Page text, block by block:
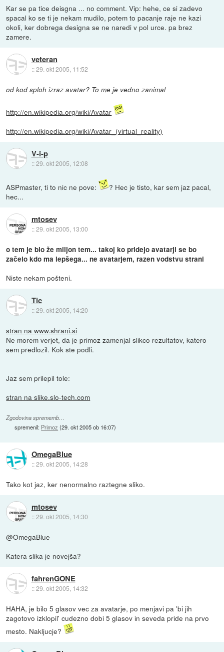
Kar se pa tice deisgna ... no comment. Vip: hehe, ce si zadevo
spacal ko se ti je nekam mudilo, potem to pacanje raje ne kazi
okoli, ker dobrega designa se ne naredi v pol urce. pa brez
zamere.
veteran
::29. okt 2005, 11:52
od kod sploh izraz avatar? To me je vedno zanimal
http://en.wikipedia.org/wiki/Avatar
http://en.wikipedia.org/wiki/Avatar_(virtual_reality)
V-i-p
::29. okt 2005, 12:08
ASPmaster, ti to nic ne pove:
? Hec je tisto, kar sem jaz pacal,
hec...
mtosev
::29. okt 2005, 13:00
o tem je blo že miljon tem... takoj ko pridejo avatarji se bo
začelo kdo ma lepšega... ne avatarjem, razen vodstvu strani
Niste nekam pošteni.
Tic
::29. okt 2005, 14:20
stran na www.shrani.si
Ne morem verjet, da je primoz zamenjal slikco rezultatov, katero
sem predlozil. Kok ste podli.
Jaz sem prilepil tole:
stran na slike.slo-tech.com
Zgodovina sprememb…
spremenil: Primoz (29. okt 2005 ob 16:07)
OmegaBlue
::29. okt 2005, 14:28
Tako kot jaz, ker nenormalno raztegne sliko.
mtosev
::29. okt 2005, 14:30
@OmegaBlue
Katera slika je novejša?
fahrenGONE
::29. okt 2005, 14:32
HAHA, je bilo 5 glasov vec za avatarje, po menjavi pa 'bi jih
zagotovo izklopil' cudezno dobi 5 glasov in seveda pride na prvo
mesto. Nakljucje?